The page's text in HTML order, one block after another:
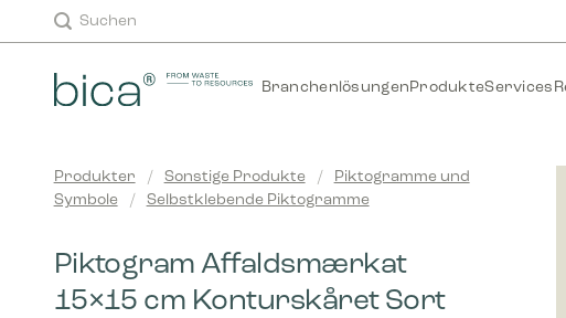
Inhalt
Suchen
Branchenlösungen ProdukteServices
Produkter / Sonstige Produkte /
Piktogramme und
Symbole
/ Selbstklebende Piktogramme
Piktogram Affaldsmærkat
15×15 cm Konturskåret Sort